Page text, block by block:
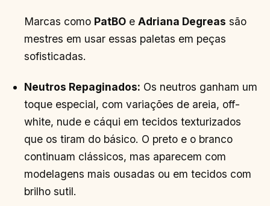
Marcas como PatBO eAdriana Degreas são
mestres em usar essas paletas em peças
sofisticadas.
Neutros Repaginados: Os neutros ganham um
toque especial, com variações de areia, off-
white, nude e cáqui em tecidos texturizados
que os tiram do básico. O preto e o branco
continuam clássicos, mas aparecem com
modelagens mais ousadas ou em tecidos com
brilho sutil.